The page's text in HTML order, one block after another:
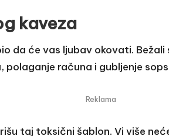
kaveza
da će vas ljubav okovati.
polaganje računa i gubljenje
Reklama
taj toksični šablon. Vi više